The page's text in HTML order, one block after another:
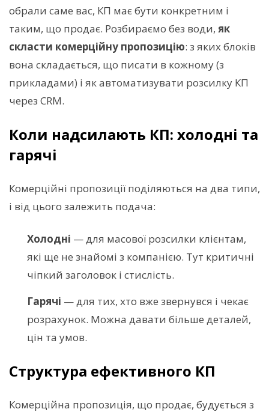
обрали саме вас, КП має бути конкретним і
таким, що продає. Розбираємо без води, як
скласти комерційну пропозицію: з яких блоків
вона складається, що писати в кожному (з
прикладами) і як автоматизувати розсилку КП
через CRM.
Коли надсилають КП: холодні та
гарячі
Комерційні пропозиції поділяються на два типи,
і від цього залежить подача:
Холодні — для масової розсилки клієнтам,
які ще не знайомі з компанією. Тут критичні
чіпкий заголовок і стислість.
Гарячі — для тих, хто вже звернувся і чекає
розрахунок. Можна давати більше деталей,
цін та умов.
Структура ефективного КП
Комерційна пропозиція, що продає, будується з